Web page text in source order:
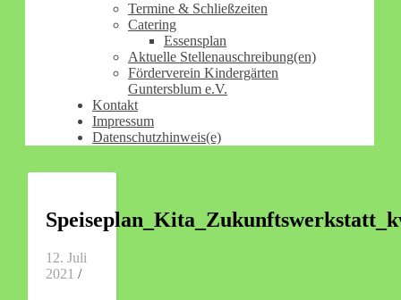
Termine & Schließzeiten
Catering
Essensplan
Aktuelle Stellenauschreibung(en)
Förderverein Kindergärten
Guntersblum e.V.
Kontakt
Impressum
Datenschutzhinweis(e)
12. Juli
2021 /